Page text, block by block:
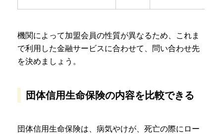
機関によって加盟会員の性質が異なるため、これま
で利用した金融サービスに合わせて、問い合わせ先
を決めましょう。
団体信用生命保険の内容を比較できる
団体信用生命保険は、病気やけが、死亡の際にロー